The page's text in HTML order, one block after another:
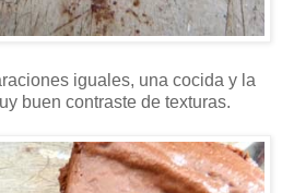
iguales, una cocida y la
buen contraste de texturas.